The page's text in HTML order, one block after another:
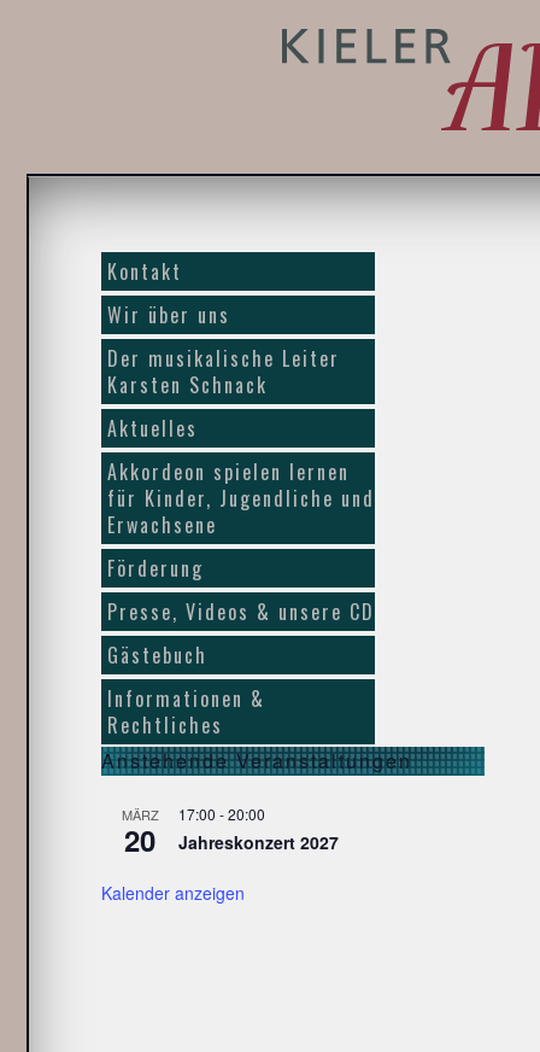
Kontakt
Wir über uns
Der musikalische Leiter
Karsten Schnack
Aktuelles
Akkordeon spielen lernen
für Kinder, Jugendliche und
Erwachsene
Förderung
Presse, Videos & unsere CD
Gästebuch
Informationen &
Rechtliches
Anstehende Veranstaltungen
MÄRZ
20
17:00 -20:00
Jahreskonzert 2027
Kalender anzeigen